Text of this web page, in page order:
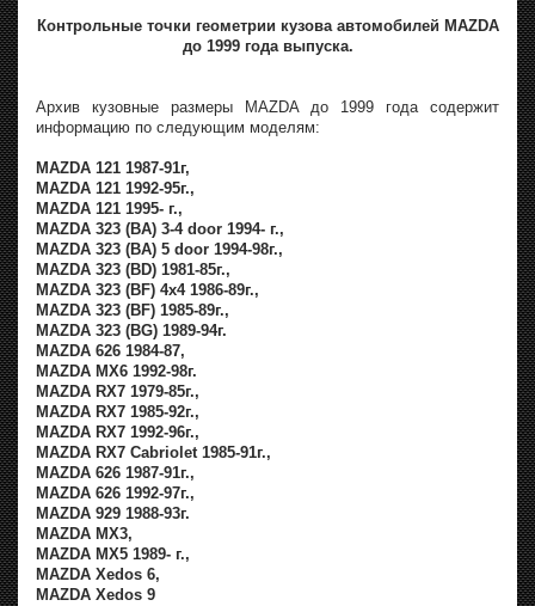
Контрольные точки геометрии кузова автомобилей MAZDA
до 1999 года выпуска.
Архив кузовные размеры MAZDA до 1999 года содержит
информацию по следующим моделям:
MAZDA 121 1987-91г,
MAZDA 121 1992-95г.,
MAZDA 121 1995- г.,
MAZDA 323 (BA) 3-4 door 1994- г.,
MAZDA 323 (BA) 5 door 1994-98г.,
MAZDA 323 (BD) 1981-85г.,
MAZDA 323 (BF) 4x4 1986-89г.,
MAZDA 323 (BF) 1985-89г.,
MAZDA 323 (BG) 1989-94г.
MAZDA 626 1984-87,
MAZDA MX6 1992-98г.
MAZDA RX7 1979-85г.,
MAZDA RX7 1985-92г.,
MAZDA RX7 1992-96г.,
MAZDA RX7 Cabriolet 1985-91г.,
MAZDA 626 1987-91г.,
MAZDA 626 1992-97г.,
MAZDA 929 1988-93г.
MAZDA MX3,
MAZDA MX5 1989- г.,
MAZDA Xedos 6,
MAZDA Xedos 9